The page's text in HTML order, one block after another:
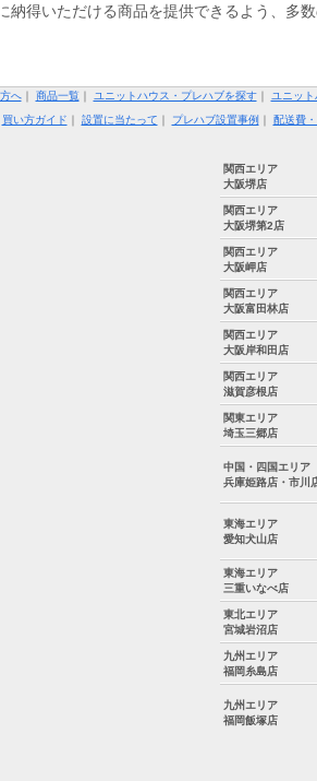
納得いただける商品を提供できるよう、多
へ｜ 商品一覧｜ ユニットハウス・プレハブを探す｜ ユニッ
買い方ガイド ｜ 設置に当たって ｜ プレハブ設置事例 ｜ 配送費
関西エリア
大阪堺店
関西エリア
大阪堺第2店
関西エリア
大阪岬店
関西エリア
大阪富田林店
関西エリア
大阪岸和田店
関西エリア
滋賀彦根店
関東エリア
埼玉三郷店
中国・四国エリア
兵庫姫路店・市川
東海エリア
愛知犬山店
東海エリア
三重いなべ店
東北エリア
宮城岩沼店
九州エリア
福岡糸島店
九州エリア
福岡飯塚店